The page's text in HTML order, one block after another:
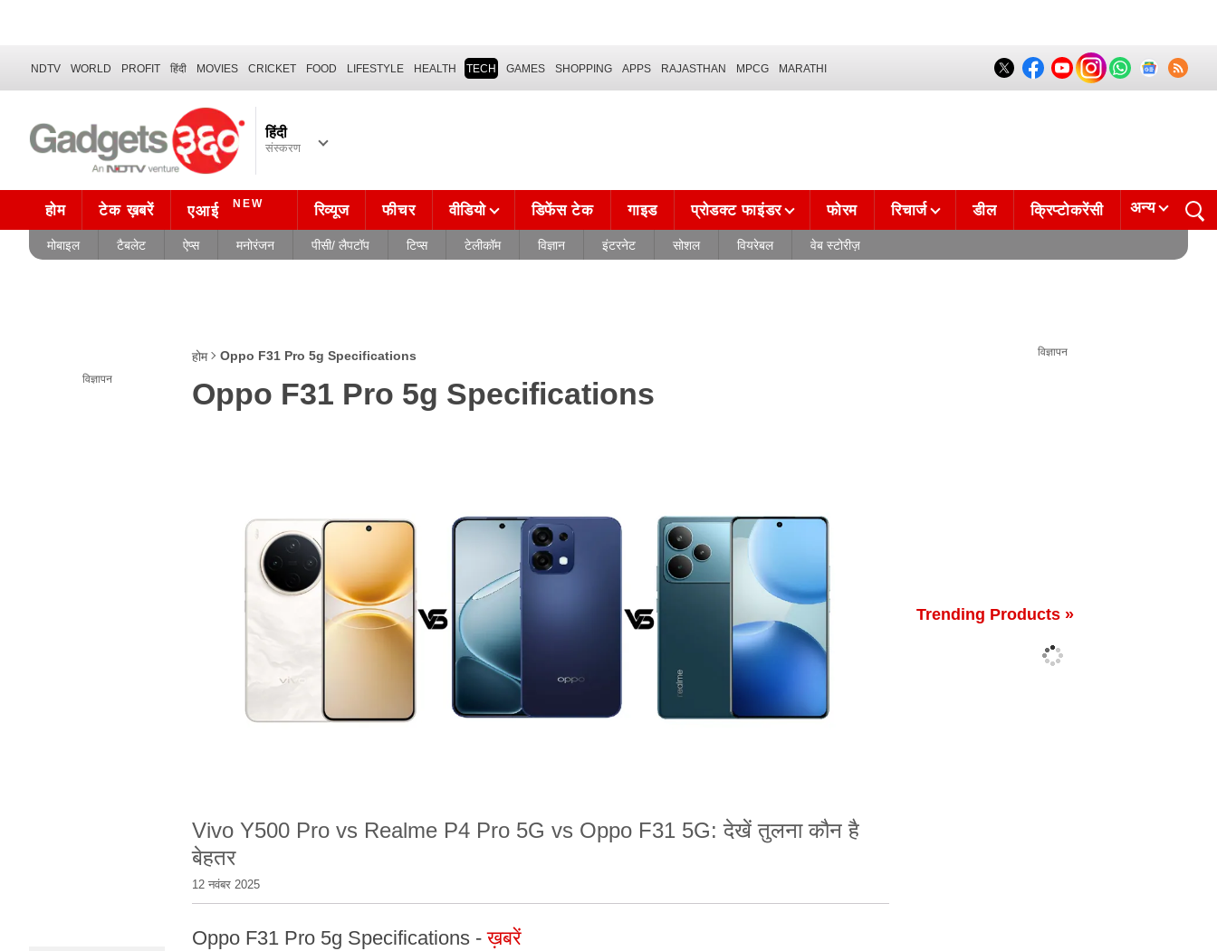
NDTV WORLD PROFIT हिंदी MOVIES CRICKET FOOD LIFESTYLE HEALTH TECH GAMES SHOPPING APPS RAJASTHAN MPCG MARATHI
हिंदी
संस्करण
होम टेक ख़बरें एआई NEW रिव्यूज फीचर वीडियो डिफेंस टेक गाइड प्रोडक्ट फाइंडर फोरम रिचार्ज डील क्रिप्टोकरेंसी अन्य
मोबाइल टैबलेट ऐप्स मनोरंजन पीसी/ लैपटॉप टिप्स टेलीकॉम विज्ञान इंटरनेट सोशल वियरेबल वेब स्टोरीज़
होम Oppo F31 Pro 5g Specifications
Oppo F31 Pro 5g Specifications
Vivo Y500 Pro vs Realme P4 Pro 5G vs Oppo F31 5G: देखें तुलना कौन है
बेहतर
12 नवंबर 2025
Oppo F31 Pro 5g Specifications -ख़बरें
विज्ञापन
Trending Products »
विज्ञापन